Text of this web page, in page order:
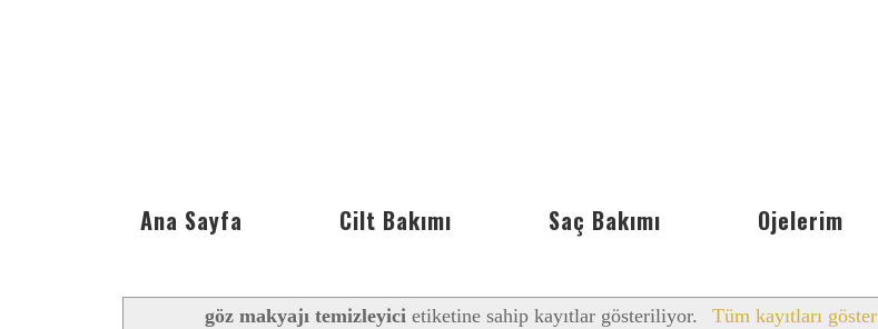
Ana Sayfa Cilt Bakımı Saç Bakımı Ojelerim
göz makyajı temizleyici etiketine sahip kayıtlar gösteriliyor. Tüm kayıtları göster